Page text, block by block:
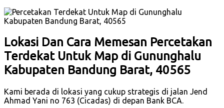
Lokasi Dan Cara Memesan Percetakan
Terdekat Untuk Map di Gununghalu
Kabupaten Bandung Barat, 40565
Kami berada di lokasi yang cukup strategis di jalan Jend
Ahmad Yani no 763 (Cicadas) di depan Bank BCA.